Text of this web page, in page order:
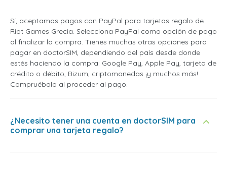
Sí, aceptamos pagos con PayPal para tarjetas regalo de
Riot Games Grecia. Selecciona PayPal como opción de pago
al finalizar la compra. Tienes muchas otras opciones para
pagar en doctorSIM, dependiendo del país desde donde
estés haciendo la compra: Google Pay, Apple Pay, tarjeta de
crédito o débito, Bizum, criptomonedas ¡y muchos más!
Compruébalo al proceder al pago.
¿Necesito tener una cuenta en doctorSIM para
comprar una tarjeta regalo?